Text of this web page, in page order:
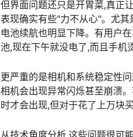
但界面问题还只是开胃菜,真正
表现确实有些"力不从心"。尤
电池续航也明显下降。有用户
池,现在下午就没电了,而且手机
更严重的是相机和系统稳定性
相机会出现异常闪烁甚至崩溃
时才会出现,但对于花了上万块